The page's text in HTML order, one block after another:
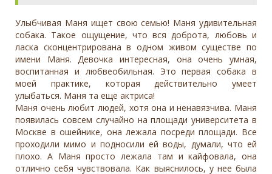
Улыбчивая Маня ищет свою семью! Маня удивительная
собака. Такое ощущение, что вся доброта, любовь и
ласка сконцентрирована в одном живом существе по
имени Маня. Девочка интересная, она очень умная,
воспитанная и любвеобильная. Это первая собака в
моей практике, которая действительно умеет
улыбаться. Маня та еще актриса!
Маня очень любит людей, хотя она и ненавязчива. Маня
появилась совсем случайно на площади университета в
Москве в ошейнике, она лежала посреди площади. Все
проходили мимо и подносили ей воды, думали, что ей
плохо. А Маня просто лежала там и кайфовала, она
отлично себя чувствовала. Как выяснилось, у нее была